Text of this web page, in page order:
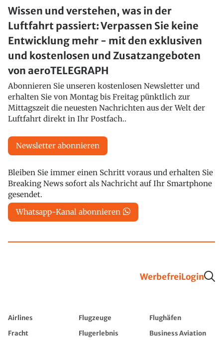
Wissen und verstehen, was in der
Luftfahrt passiert: Verpassen Sie keine
Entwicklung mehr - mit den exklusiven
und kostenlosen und Zusatzangeboten
von aeroTELEGRAPH
Abonnieren Sie unseren kostenlosen Newsletter und
erhalten Sie von Montag bis Freitag pünktlich zur
Mittagszeit die neuesten Nachrichten aus der Welt der
Luftfahrt direkt in Ihr Postfach..
Newsletter abonnieren
Bleiben Sie immer einen Schritt voraus und erhalten Sie
Breaking News sofort als Nachricht auf Ihr Smartphone
gesendet.
Whatsapp-Kanal abonnieren
WerbefreiLogin
Airlines Flugzeuge
Flughäfen
Fracht
Flugerlebnis
Business Aviation